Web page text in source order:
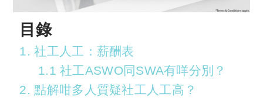
目錄
1. 社工人工：薪酬表
1.1 社工ASWO同SWA有咩分別？
2. 點解咁多人質疑社工人工高？